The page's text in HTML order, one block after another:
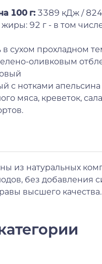
100 г: 3389 кДж / 824
жиры: 92 г - в том
в сухом прохладном
оливковым
с нотками апельсина
мяса, креветок,
из натуральных
без добавления
высшего качества.